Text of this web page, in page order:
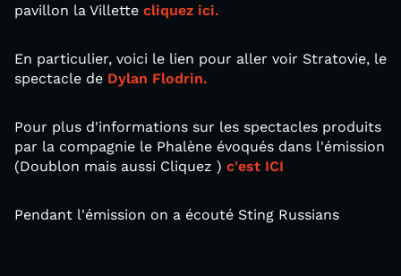
pavillon la Villette cliquez ici.
En particulier, voici le lien pour aller voir Stratovie, le
spectacle de Dylan Flodrin.
Pour plus d'informations sur les spectacles produits
par la compagnie le Phalène évoqués dans l'émission
(Doublon mais aussi Cliquez ) c'est ICI
Pendant l'émission on a écouté Sting Russians